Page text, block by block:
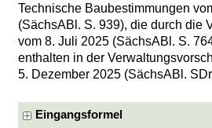
Technische Baubestimmungen
(SächsABl. S. 939), die durch die
vom 8. Juli 2025 (SächsABl. S.
enthalten in der
5. Dezember 2025 (SächsABl.
Eingangsformel